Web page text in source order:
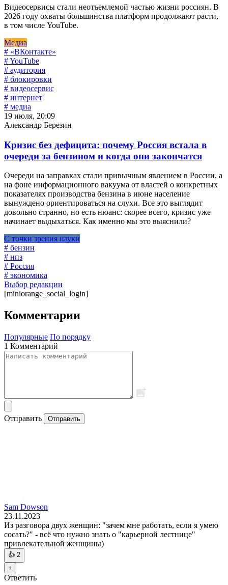
Видеосервисы стали неотъемлемой частью жизни россиян. В
2026 году охваты большинства платформ продолжают расти,
в том числе YouTube.
Медиа
# «ВКонтакте»
# YouTube
# аудитория
# блокировки
# видеосервис
# интернет
# медиа
19 июля, 20:09
Александр Березин
Кризис без дефицита: почему Россия встала в
очереди за бензином и когда они закончатся
Очереди на заправках стали привычным явлением в России, а
на фоне информационного вакуума от властей о конкретных
показателях производства бензина в июне население
вынуждено ориентироваться на слухи. Все это выглядит
довольно странно, но есть нюанс: скорее всего, кризис уже
начинает выдыхаться. Как именно мы это выяснили?
С точки зрения науки
# бензин
# нпз
# Россия
# экономика
Выбор редакции
[miniorange_social_login]
Комментарии
Популярные По порядку
1 Комментарий
Отправить Отправить
Sam Dowson
23.11.2023
Из разговора двух женщин: "зачем мне работать, если я умею
сосать?" - всё что нужно знать о "карьерной лестнице"
привлекательной женщины)
👍 2
+
Ответить